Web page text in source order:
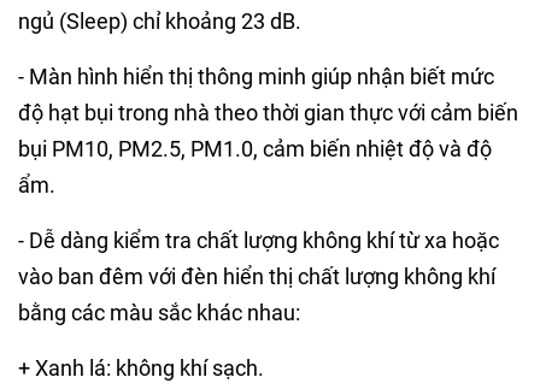
ngủ (Sleep) chỉ khoảng 23 dB.
- Màn hình hiển thị thông minh giúp nhận biết mức
độ hạt bụi trong nhà theo thời gian thực với cảm biến
bụi PM10, PM2.5, PM1.0, cảm biến nhiệt độ và độ
ẩm.
- Dễ dàng kiểm tra chất lượng không khí từ xa hoặc
vào ban đêm với đèn hiển thị chất lượng không khí
bằng các màu sắc khác nhau:
+ Xanh lá: không khí sạch.